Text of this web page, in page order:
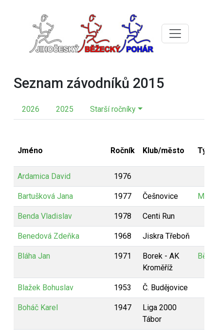
Seznam závodníků 2015
2026 2025 Starší ročníky
Jméno Ročník Klub/město Tým
Ardamica David 1976
Bartušková Jana 1977 Češnovice
Benda Vladislav 1978 Centi Run
Benedová Zdeňka 1968 Jiskra Třeboň
Bláha Jan 1971
Borek - AK
Kroměříž
Blažek Bohuslav 1953 Č. Budějovice
Boháč Karel 1947
Liga 2000
Tábor